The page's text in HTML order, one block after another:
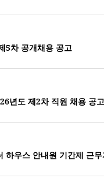
5차 공개채용 공고
년도 제2차 직원 채용 공고
하우스 안내원 기간제 근